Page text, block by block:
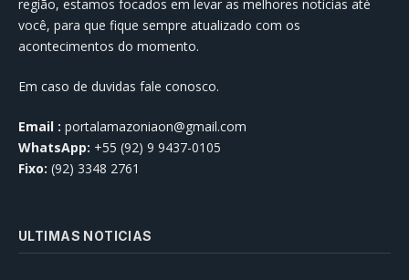
região, estamos focados em levar as melhores noticias até
você, para que fique sempre atualizado com os
acontecimentos do momento.
Em caso de duvidas fale conosco.
Email : portalamazoniaon@gmail.com
WhatsApp: +55 (92) 9 9437-0105
Fixo: (92) 3348 2761
ULTIMAS NOTICIAS